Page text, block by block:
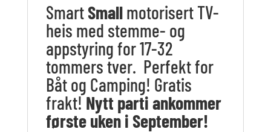
SmartSmallmotorisert TV-
heis med stemme- og
appstyring for 17-32
tommers tver. Perfekt for
Båt og Camping! Gratis
frakt!Nytt parti ankommer
første uken i September!